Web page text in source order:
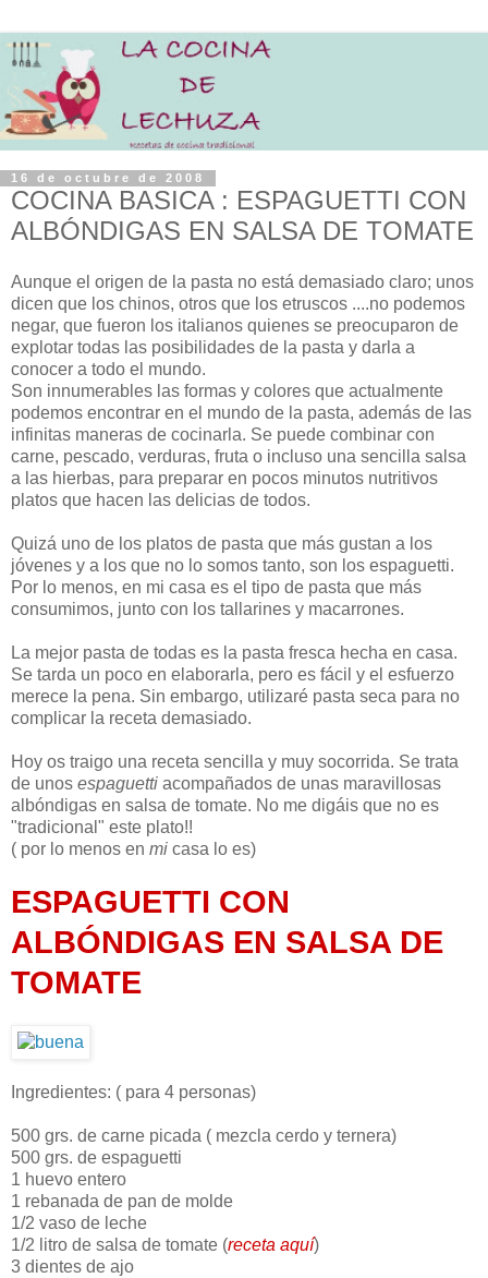
16 de octubre de 2008
COCINA BASICA : ESPAGUETTI CON
ALBÓNDIGAS EN SALSA DE TOMATE
Aunque el origen de la pasta no está demasiado claro; unos
dicen que los chinos, otros que los etruscos ....no podemos
negar, que fueron los italianos quienes se preocuparon de
explotar todas las posibilidades de la pasta y darla a
conocer a todo el mundo.
Son innumerables las formas y colores que actualmente
podemos encontrar en el mundo de la pasta, además de las
infinitas maneras de cocinarla. Se puede combinar con
carne, pescado, verduras, fruta o incluso una sencilla salsa
a las hierbas, para preparar en pocos minutos nutritivos
platos que hacen las delicias de todos.
Quizá uno de los platos de pasta que más gustan a los
jóvenes y a los que no lo somos tanto, son los espaguetti.
Por lo menos, en mi casa es el tipo de pasta que más
consumimos, junto con los tallarines y macarrones.
La mejor pasta de todas es la pasta fresca hecha en casa.
Se tarda un poco en elaborarla, pero es fácil y el esfuerzo
merece la pena. Sin embargo, utilizaré pasta seca para no
complicar la receta demasiado.
Hoy os traigo una receta sencilla y muy socorrida. Se trata
de unos espaguetti acompañados de unas maravillosas
albóndigas en salsa de tomate. No me digáis que no es
"tradicional" este plato!!
( por lo menos en mi casa lo es)
ESPAGUETTI CON
ALBÓNDIGAS EN SALSA DE
TOMATE
Ingredientes: ( para 4 personas)
500 grs. de carne picada ( mezcla cerdo y ternera)
500 grs. de espaguetti
1 huevo entero
1 rebanada de pan de molde
1/2 vaso de leche
1/2 litro de salsa de tomate (receta aquí)
3 dientes de ajo